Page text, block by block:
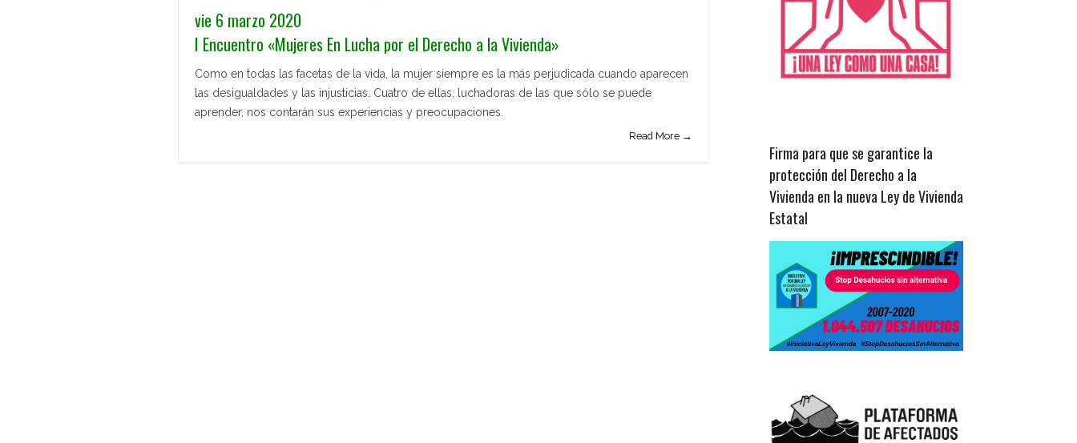
vie 6 marzo 2020
I Encuentro «Mujeres En Lucha por el Derecho a la Vivienda»
Como en todas las facetas de la vida, la mujer siempre es la más perjudicada cuando aparecen
las desigualdades y las injusticias. Cuatro de ellas, luchadoras de las que sólo se puede
aprender, nos contarán sus experiencias y preocupaciones.
Read More →
Firma para que se garantice la
protección del Derecho a la
Vivienda en la nueva Ley de Vivienda
Estatal